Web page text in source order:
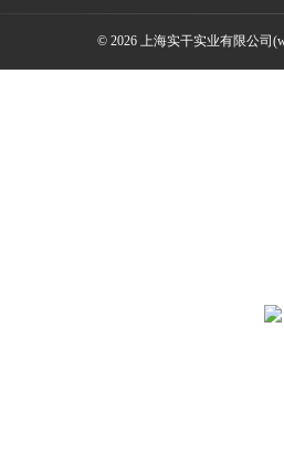
© 2026 上海实干实业有限公司